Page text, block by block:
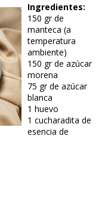
Ingredientes:
150 gr de
manteca (a
temperatura
ambiente)
150 gr de azúcar
morena
75 gr de azúcar
blanca
1 huevo
1 cucharadita de
esencia de